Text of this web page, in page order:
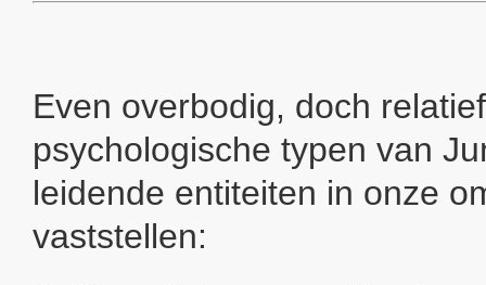
Even overbodig, doch
psychologische typen van
leidende entiteiten in onze
vaststellen: